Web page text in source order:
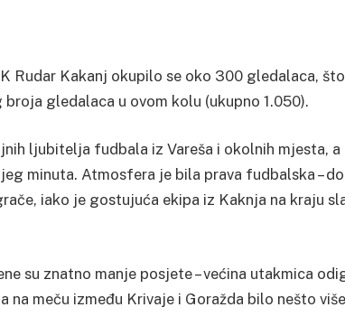
Rudar Kakanj okupilo se oko 300 gledalaca,
gledalaca u ovom kolu (ukupno 1.050).
ljubitelja fudbala iz Vareša i okolnih mjesta,
minuta. Atmosfera je bila prava fudbalska –
iako je gostujuća ekipa iz Kaknja na kraju
su znatno manje posjete – većina utakmica
na meču između Krivaje i Goražda bilo nešto